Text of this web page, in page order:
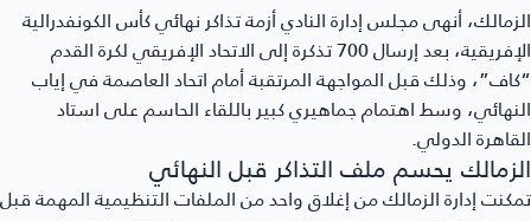
الزمالك، أنهى مجلس إدارة النادي أزمة تذاكر نهائي كأس الكونفدرالية
الإفريقية، بعد إرسال 700 تذكرة إلى الاتحاد الإفريقي لكرة القدم
“كاف”، وذلك قبل المواجهة المرتقبة أمام اتحاد العاصمة في إياب
النهائي، وسط اهتمام جماهيري كبير باللقاء الحاسم على استاد
القاهرة الدولي.
الزمالك يحسم ملف التذاكر قبل النهائي
تمكنت إدارة الزمالك من إغلاق واحد من الملفات التنظيمية المهمة قبل